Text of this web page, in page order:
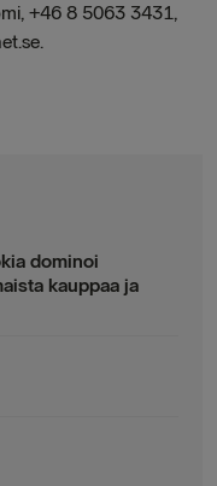
+46 8 5063 3431,
dominoi
kauppaa ja